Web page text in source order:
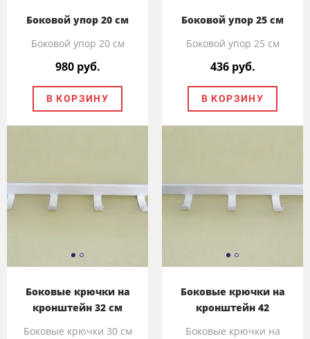
Боковой упор 20 см
Боковой упор 20 см
980 руб.
В КОРЗИНУ
Боковой упор 25 см
Боковой упор 25 см
436 руб.
В КОРЗИНУ
Боковые крючки на
кронштейн 32 см
Боковые крючки 30 см
Боковые крючки на
кронштейн 42
Боковые крючки на